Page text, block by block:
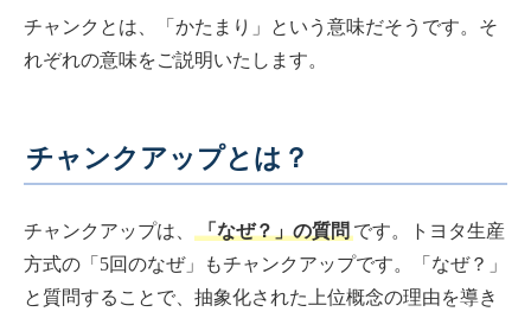
チャンクとは、「かたまり」という意味だそうです。そ
れぞれの意味をご説明いたします。
チャンクアップとは？
チャンクアップは、 「なぜ？」の質問 です。トヨタ生産
方式の「5回のなぜ」もチャンクアップです。「なぜ？」
と質問することで、抽象化された上位概念の理由を導き